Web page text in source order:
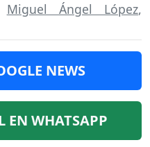
Miguel Ángel López,
NEWS
EN WHATSAPP